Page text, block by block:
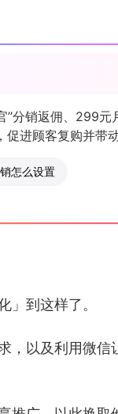
”分销返佣、299元
进顾客复购并带动
怎么设置
」到这样了。
以及利用微信